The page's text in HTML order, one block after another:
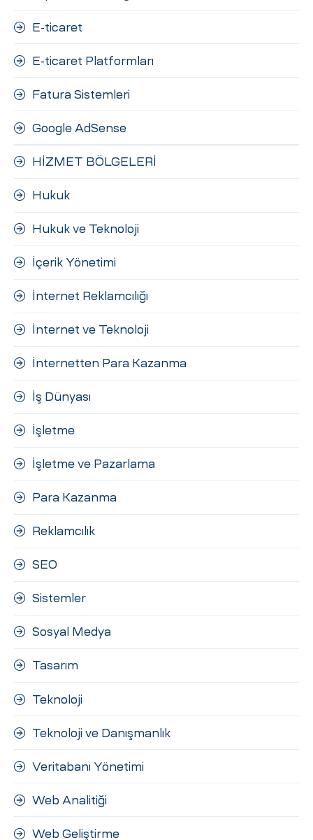
E-ticaret
E-ticaret Platformları
Fatura Sistemleri
Google AdSense
HİZMET BÖLGELERİ
Hukuk
Hukuk ve Teknoloji
İçerik Yönetimi
İnternet Reklamcılığı
İnternet ve Teknoloji
İnternetten Para Kazanma
İş Dünyası
İşletme
İşletme ve Pazarlama
Para Kazanma
Reklamcılık
SEO
Sistemler
Sosyal Medya
Tasarım
Teknoloji
Teknoloji ve Danışmanlık
Veritabanı Yönetimi
Web Analitiği
Web Geliştirme